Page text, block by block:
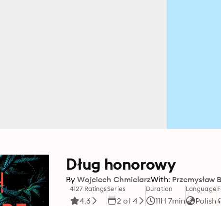
Dług honorowy
By Wojciech ChmielarzWith: Przemysław
4127 Ratings
4.6
Series
2 of 4
Duration
11H 7min
Language
Polish